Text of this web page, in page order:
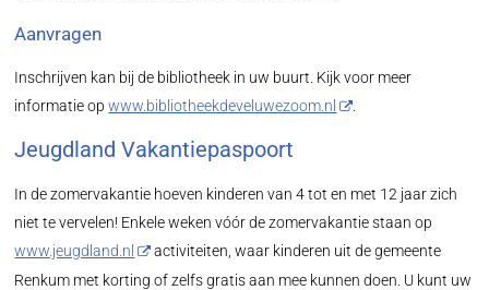
Aanvragen
Inschrijven kan bij de bibliotheek in uw buurt. Kijk voor meer
informatie opwww.bibliotheekdeveluwezoom.nl
Jeugdland Vakantiepaspoort
In de zomervakantie hoeven kinderen van 4 tot en met 12 jaar zich
niet te vervelen! Enkele weken vóór de zomervakantie staan op
www.jeugdland.nl
activiteiten, waar kinderen uit de gemeente
Renkum met korting of zelfs gratis aan mee kunnen doen. U kunt uw